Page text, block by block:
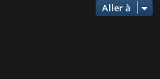
Aller à